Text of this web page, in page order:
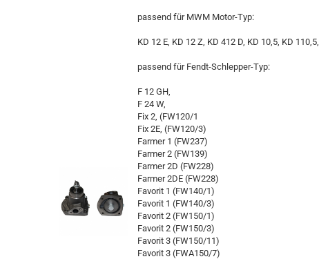
passend für MWM Motor-Typ:
KD 12 E, KD 12 Z, KD 412 D, KD 10,5, KD 110,5,
passend für Fendt-Schlepper-Typ:
F 12 GH,
F 24 W,
Fix 2, (FW120/1
Fix 2E, (FW120/3)
Farmer 1 (FW237)
Farmer 2 (FW139)
Farmer 2D (FW228)
Farmer 2DE (FW228)
Favorit 1 (FW140/1)
Favorit 1 (FW140/3)
Favorit 2 (FW150/1)
Favorit 2 (FW150/3)
Favorit 3 (FW150/11)
Favorit 3 (FWA150/7)